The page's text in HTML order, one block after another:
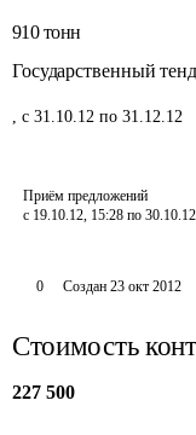
910 тонн
Государственный
, с 31.10.12 по 31.12.12
Приём предложений
с 19.10.12, 15:28 по
0 Создан 23 окт 2012
Стоимость
227 500